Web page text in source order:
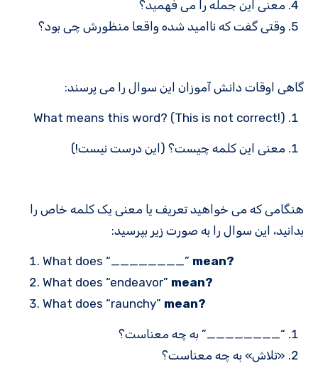
معنی این جمله را می فهمید؟
وقتی گفت که ناامید شده واقعا منظورش چی بود؟
گاهی اوقات دانش آموزان این سوال را می پرسند:
What means this word? (This is not correct!)
معنی این کلمه چیست؟ (این درست نیست!)
هنگامی که می خواهید تعریف یا معنی یک کلمه خاص را
بدانید، این سوال را به صورت زیر بپرسید:
What does “________” mean?
What does “endeavor” mean?
What does “raunchy” mean?
“________” به چه معناست؟
«تلاش» به چه معناست؟